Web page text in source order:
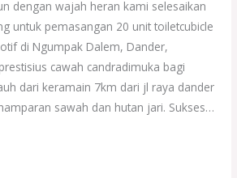
dengan wajah heran kami selesaikan
untuk pemasangan 20 unit toiletcubicle
di Ngumpak Dalem, Dander,
cawah candradimuka bagi
dari keramain 7km dari jl raya dander
sawah dan hutan jari. Sukses…